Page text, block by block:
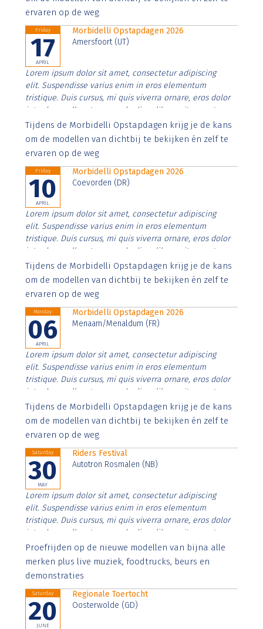
ervaren op de weg.
Friday
17
APRIL
Morbidelli Opstapdagen 2026
Amersfoort (UT)
Lorem ipsum dolor sit amet, consectetur adipiscing
elit. Suspendisse varius enim in eros elementum
tristique. Duis cursus, mi quis viverra ornare, eros dolor
interdum nulla, ut commodo diam libero vitae erat.
Aenean faucibus nibh et justo cursus id rutrum lorem
imperdiet. Nunc ut sem vitae risus tristique posuere.
Tijdens de Morbidelli Opstapdagen krijg je de kans
om de modellen van dichtbij te bekijken én zelf te
ervaren op de weg
Friday
10
APRIL
Morbidelli Opstapdagen 2026
Coevorden (DR)
Lorem ipsum dolor sit amet, consectetur adipiscing
elit. Suspendisse varius enim in eros elementum
tristique. Duis cursus, mi quis viverra ornare, eros dolor
interdum nulla, ut commodo diam libero vitae erat.
Aenean faucibus nibh et justo cursus id rutrum lorem
imperdiet. Nunc ut sem vitae risus tristique posuere.
Tijdens de Morbidelli Opstapdagen krijg je de kans
om de modellen van dichtbij te bekijken én zelf te
ervaren op de weg
Monday
06
APRIL
Morbidelli Opstapdagen 2026
Menaam/Menaldum (FR)
Lorem ipsum dolor sit amet, consectetur adipiscing
elit. Suspendisse varius enim in eros elementum
tristique. Duis cursus, mi quis viverra ornare, eros dolor
interdum nulla, ut commodo diam libero vitae erat.
Aenean faucibus nibh et justo cursus id rutrum lorem
imperdiet. Nunc ut sem vitae risus tristique posuere.
Tijdens de Morbidelli Opstapdagen krijg je de kans
om de modellen van dichtbij te bekijken én zelf te
ervaren op de weg.
Saturday
30
MAY
Riders Festival
Autotron Rosmalen (NB)
Lorem ipsum dolor sit amet, consectetur adipiscing
elit. Suspendisse varius enim in eros elementum
tristique. Duis cursus, mi quis viverra ornare, eros dolor
interdum nulla, ut commodo diam libero vitae erat.
Aenean faucibus nibh et justo cursus id rutrum lorem
imperdiet. Nunc ut sem vitae risus tristique posuere.
Proefrijden op de nieuwe modellen van bijna alle
merken plus live muziek, foodtrucks, beurs en
demonstraties
Saturday
20
JUNE
Regionale Toertocht
Oosterwolde (GD)